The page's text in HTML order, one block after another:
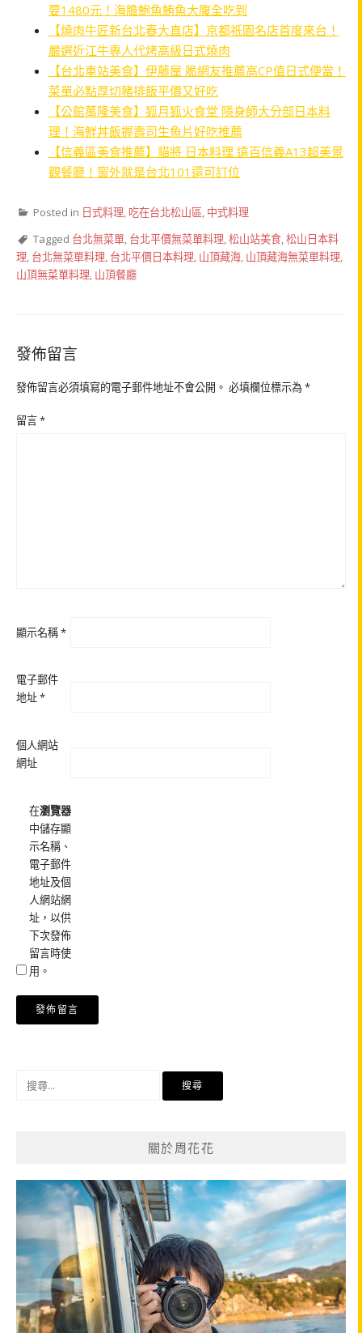
要1480元！海膽鮑魚鮪魚大腹全吃到
【燒肉牛匠新台北春大直店】京都祇園名店首度來台！
嚴選近江牛專人代烤高級日式燒肉
【台北車站美食】伊藤屋 脆網友推薦高CP值日式便當！
菜單必點厚切豬排飯平價又好吃
【公館萬隆美食】狐月狐火食堂 隱身師大分部日本料
理！海鮮丼飯握壽司生魚片好吃推薦
【信義區美食推薦】貓將 日本料理 遠百信義A13超美景
觀餐廳！窗外就是台北101還可訂位
Posted in 日式料理, 吃在台北松山區, 中式料理
Tagged 台北無菜單, 台北平價無菜單料理,松山站美食,松山日本料
理, 台北無菜單料理, 台北平價日本料理, 山頂藏海, 山頂藏海無菜單料理,
山頂無菜單料理, 山頂餐廳
發佈留言
發佈留言必須填寫的電子郵件地址不會公開。 必填欄位標示為*
留言*
顯示名稱*
電子郵件
地址*
個人網站
網址
在瀏覽器
中儲存顯
示名稱、
電子郵件
地址及個
人網站網
址，以供
下次發佈
留言時使
用。
關於周花花